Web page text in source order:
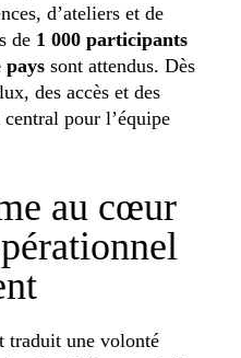
d’ateliers et de
de 1 000 participants
pays sont attendus. Dès
des accès et des
pour l’équipe
au cœur
traduit une volonté